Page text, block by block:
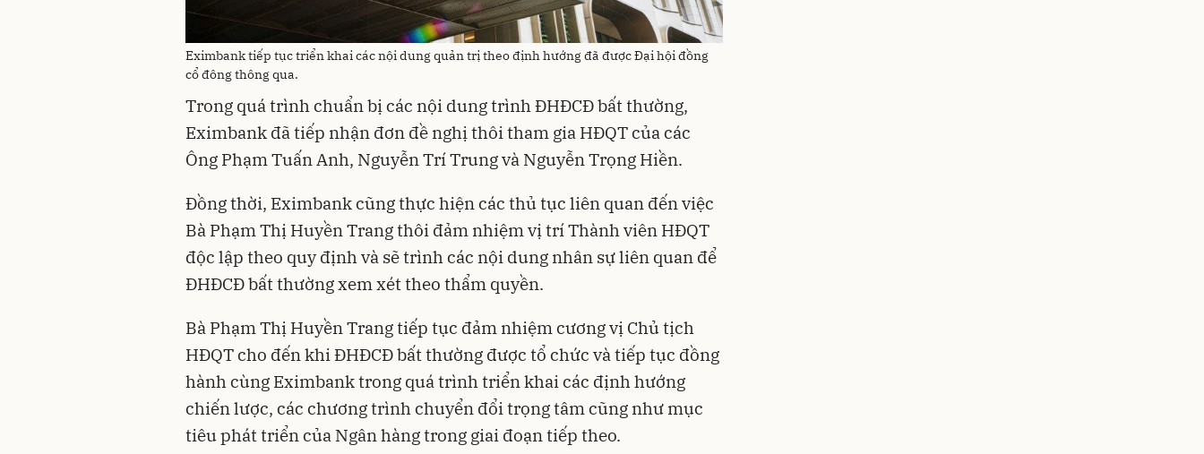
Eximbank tiếp tục triển khai các nội dung quản trị theo định hướng đã được Đại hội đồng
cổ đông thông qua.
Trong quá trình chuẩn bị các nội dung trình ĐHĐCĐ bất thường,
Eximbank đã tiếp nhận đơn đề nghị thôi tham gia HĐQT của các
Ông Phạm Tuấn Anh, Nguyễn Trí Trung và Nguyễn Trọng Hiền.
Đồng thời, Eximbank cũng thực hiện các thủ tục liên quan đến việc
Bà Phạm Thị Huyền Trang thôi đảm nhiệm vị trí Thành viên HĐQT
độc lập theo quy định và sẽ trình các nội dung nhân sự liên quan để
ĐHĐCĐ bất thường xem xét theo thẩm quyền.
Bà Phạm Thị Huyền Trang tiếp tục đảm nhiệm cương vị Chủ tịch
HĐQT cho đến khi ĐHĐCĐ bất thường được tổ chức và tiếp tục đồng
hành cùng Eximbank trong quá trình triển khai các định hướng
chiến lược, các chương trình chuyển đổi trọng tâm cũng như mục
tiêu phát triển của Ngân hàng trong giai đoạn tiếp theo.